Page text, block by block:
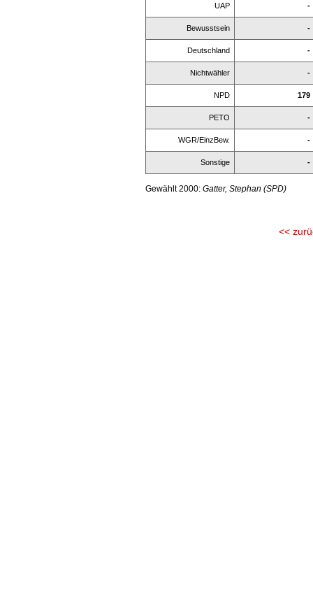
UAP -
Bewusstsein -
Deutschland -
Nichtwähler -
NPD 179
PETO -
WGR/EinzBew. -
Sonstige -
Gewählt 2000:Gatter, Stephan (SPD)
<<